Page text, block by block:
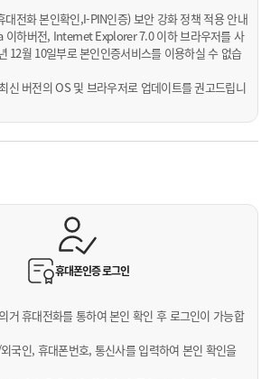
전화 본인확인,I-PIN인증) 보안 강화 정책 적용 안내
이하버전, Internet Explorer 7.0 이하 브라우저를 사
12월 10일부로 본인인증서비스를 이용하실 수 없습
신 버전의 OS 및 브라우저로 업데이트를 권고드립니
휴대폰인증로그인
거 휴대전화를 통하여 본인 확인 후 로그인이 가능합
국인, 휴대폰번호, 통신사를 입력하여 본인 확인을